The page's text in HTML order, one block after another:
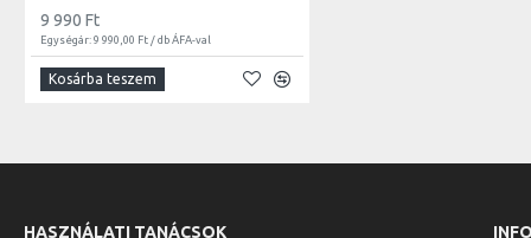
9 990 Ft
Egységár: 9 990,00 Ft / db ÁFA-val
Kosárba teszem
HASZNÁLATI TANÁCSOK